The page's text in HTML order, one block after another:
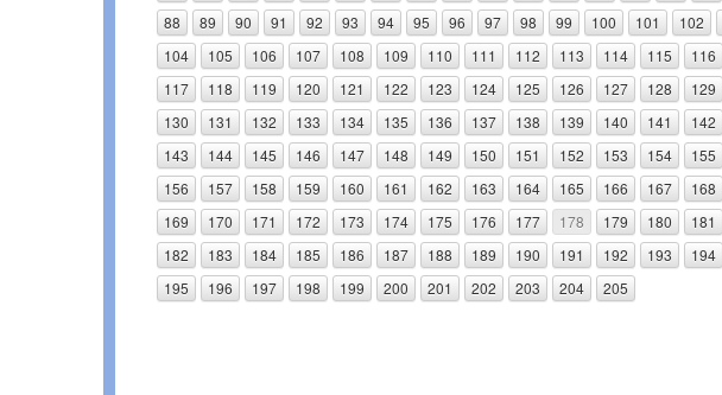
88
89 90 91 92 93 94 95 96 97 98 99 100 101 102
104
105 106 107 108 109 110 111 112 113 114 115
116
117
118 119 120 121 122 123 124 125 126 127 128
129
130
131 132 133 134 135 136 137 138 139 140 141
142
143
144 145 146 147 148 149 150 151 152 153 154
155
156
157 158 159 160 161 162 163 164 165 166 167
168
169
170 171 172 173 174 175 176 177 178 179 180
181
182
183 184 185 186 187 188 189 190 191 192 193
194
195
196 197 198 199 200 201 202 203 204 205